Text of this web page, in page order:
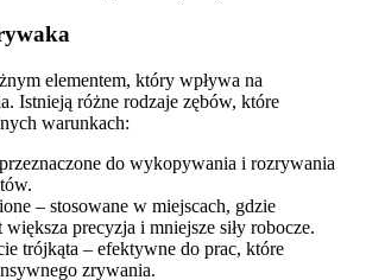
elementem, który wpływa na
Istnieją różne rodzaje zębów, które
warunkach:
do wykopywania i rozrywania
– stosowane w miejscach, gdzie
większa precyzja i mniejsze siły robocze.
trójkąta – efektywne do prac, które
zrywania.